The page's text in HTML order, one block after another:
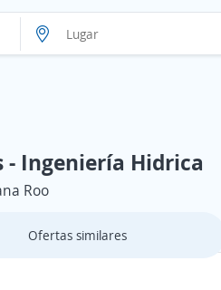
Ingeniería Hidrica
Roo
Ofertas similares